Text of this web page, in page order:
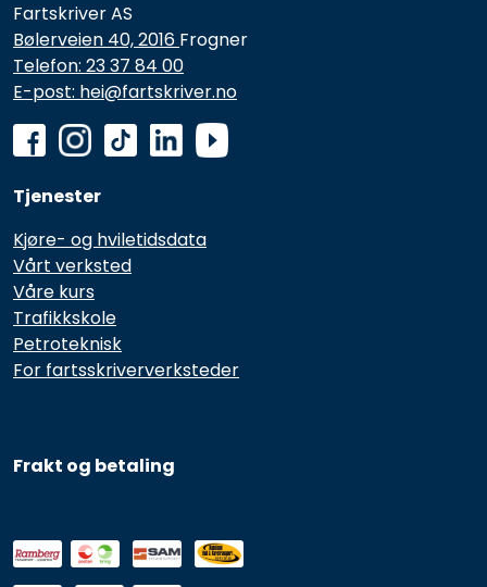
Frakt og betaling
Fartskriver AS
Bølerveien 40, 2016 Frogner
Telefon: 23 37 84 00
E-post: hei@fartskriver.no
Tjenester
Kjøre- og hviletidsdata
Vårt verksted
Våre kurs
Trafikkskole
Petroteknisk
For fartsskriververksteder